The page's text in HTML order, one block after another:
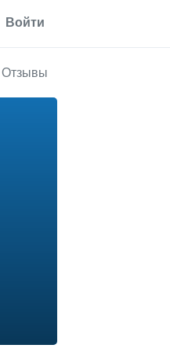
Войти
Отзывы